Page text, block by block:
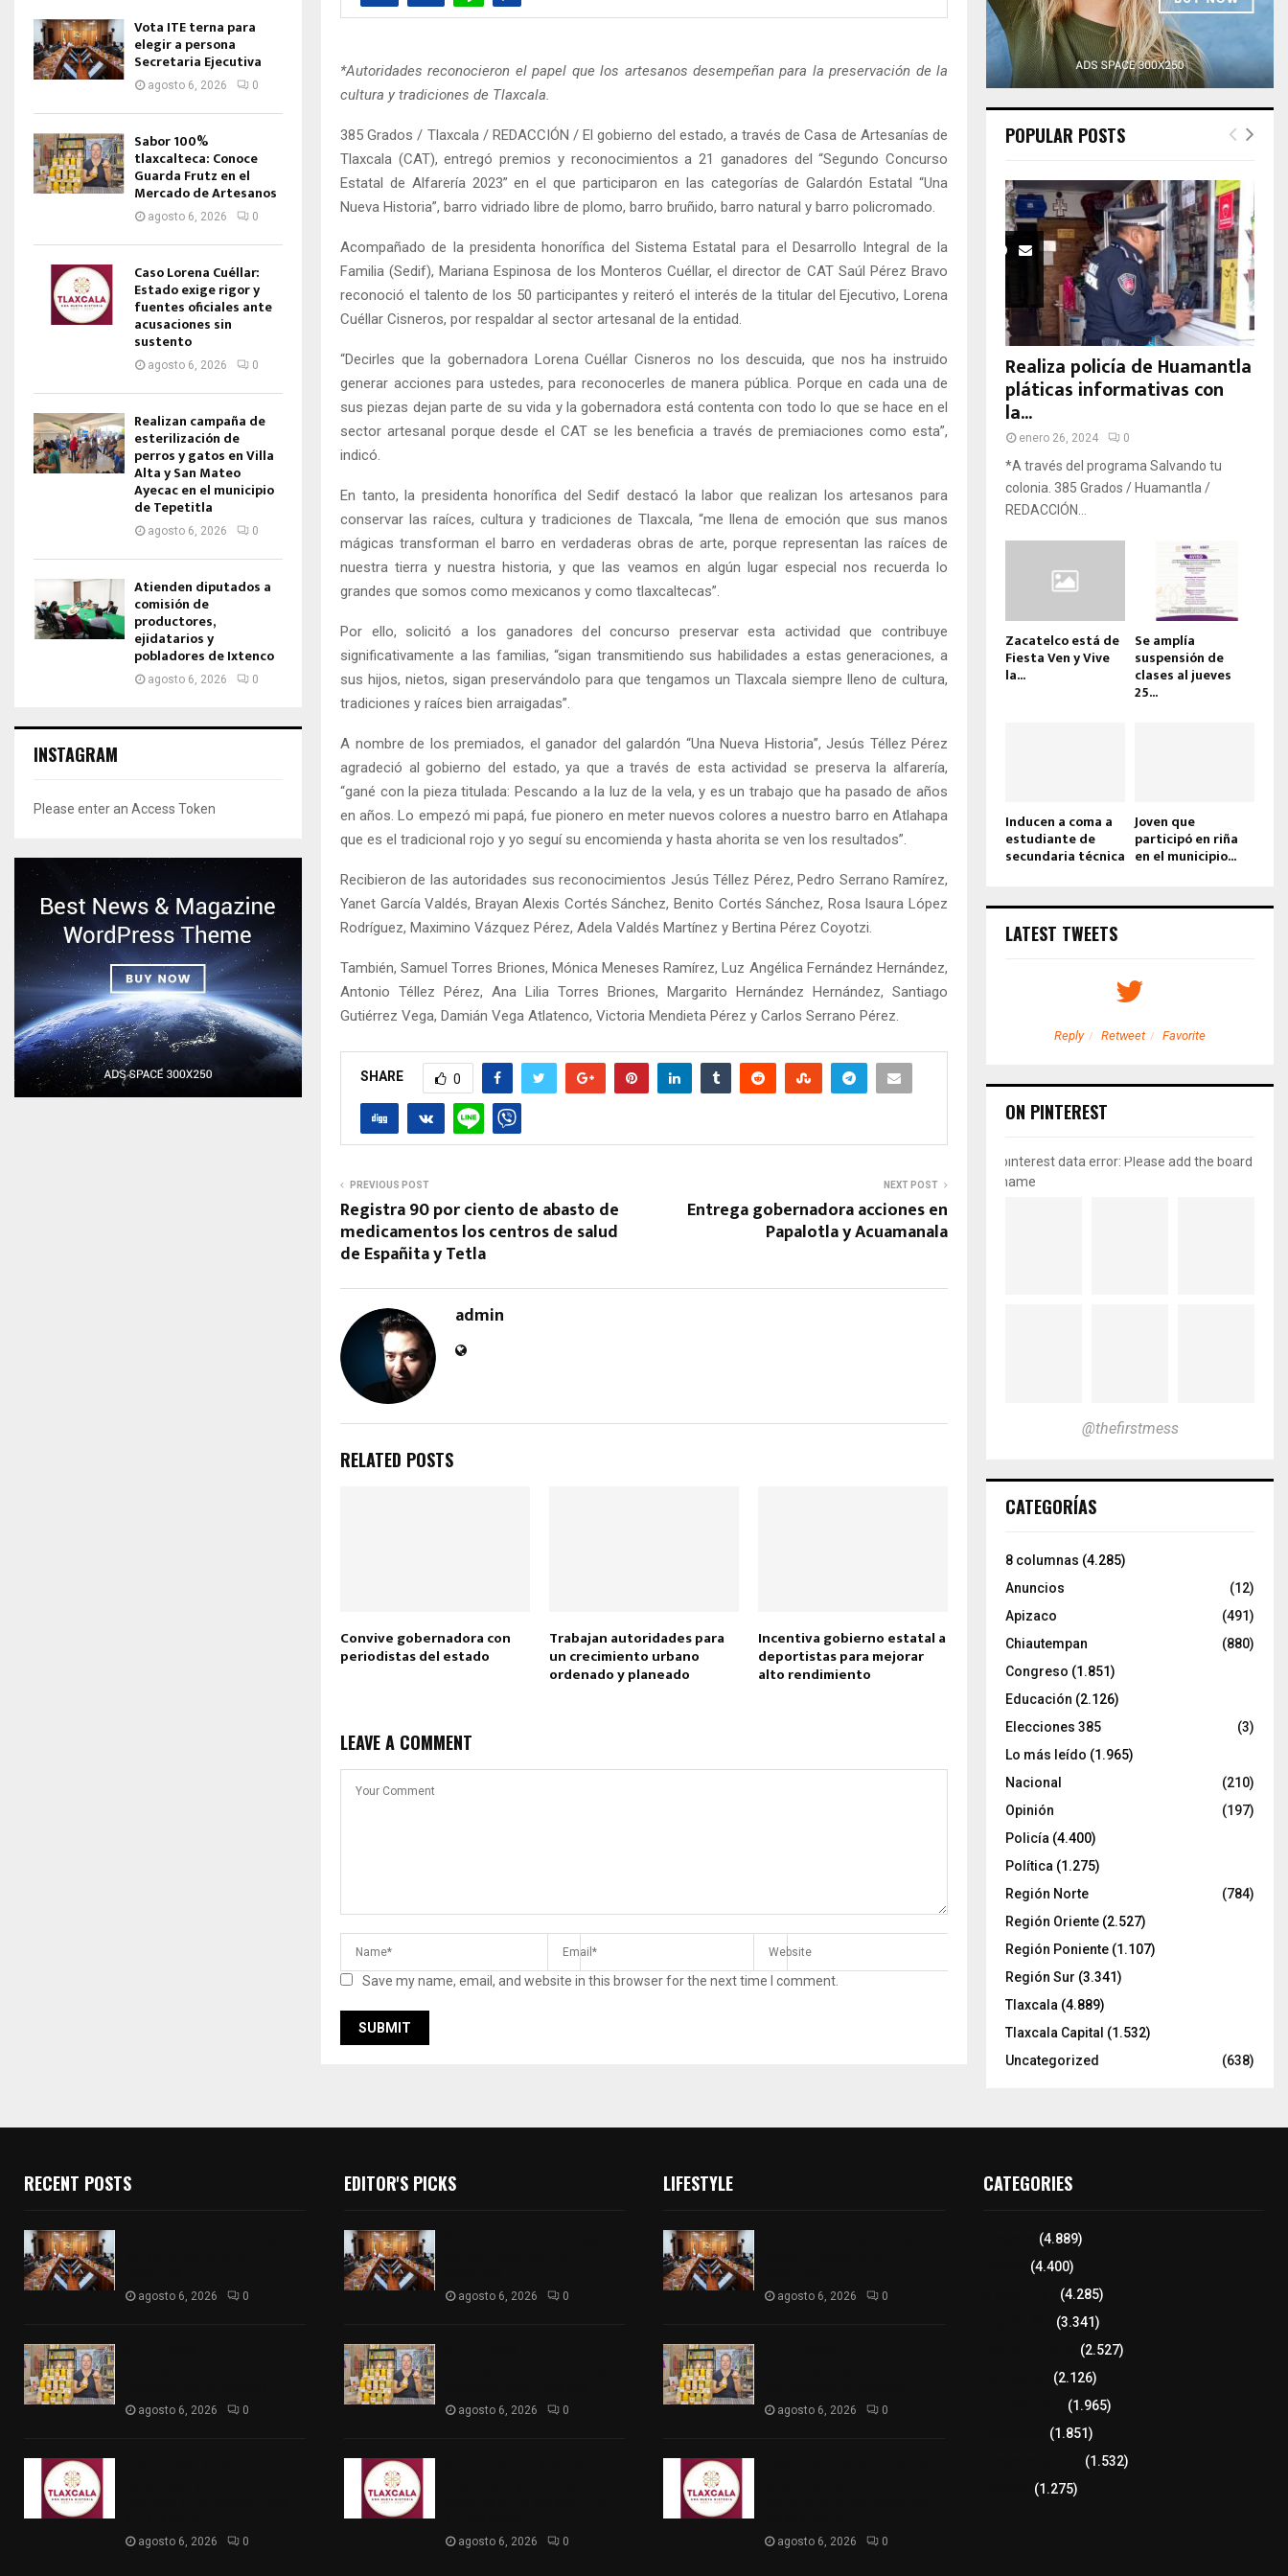
*Autoridades reconocieron el papel que los artesanos desempeñan para la preservación de la
cultura y tradiciones de Tlaxcala.
385 Grados / Tlaxcala / REDACCIÓN / El gobierno del estado, a través de Casa de Artesanías de
Tlaxcala (CAT), entregó premios y reconocimientos a 21 ganadores del “Segundo Concurso
Estatal de Alfarería 2023” en el que participaron en las categorías de Galardón Estatal “Una
Nueva Historia”, barro vidriado libre de plomo, barro bruñido, barro natural y barro policromado.
Acompañado de la presidenta honorífica del Sistema Estatal para el Desarrollo Integral de la
Familia (Sedif), Mariana Espinosa de los Monteros Cuéllar, el director de CAT Saúl Pérez Bravo
reconoció el talento de los 50 participantes y reiteró el interés de la titular del Ejecutivo, Lorena
Cuéllar Cisneros, por respaldar al sector artesanal de la entidad.
“Decirles que la gobernadora Lorena Cuéllar Cisneros no los descuida, que nos ha instruido
generar acciones para ustedes, para reconocerles de manera pública. Porque en cada una de
sus piezas dejan parte de su vida y la gobernadora está contenta con todo lo que se hace en el
sector artesanal porque desde el CAT se les beneficia a través de premiaciones como esta”,
indicó.
En tanto, la presidenta honorífica del Sedif destacó la labor que realizan los artesanos para
conservar las raíces, cultura y tradiciones de Tlaxcala, “me llena de emoción que sus manos
mágicas transforman el barro en verdaderas obras de arte, porque representan las raíces de
nuestra tierra y nuestra historia, y que las veamos en algún lugar especial nos recuerda lo
grandes que somos como mexicanos y como tlaxcaltecas”.
Por ello, solicitó a los ganadores del concurso preservar esta actividad que contribuye
significativamente a las familias, “sigan transmitiendo sus habilidades a estas generaciones, a
sus hijos, nietos, sigan preservándolo para que tengamos un Tlaxcala siempre lleno de cultura,
tradiciones y raíces bien arraigadas”.
A nombre de los premiados, el ganador del galardón “Una Nueva Historia”, Jesús Téllez Pérez
agradeció al gobierno del estado, ya que a través de esta actividad se preserva la alfarería,
“gané con la pieza titulada: Pescando a la luz de la vela, y es un trabajo que ha pasado de años
en años. Lo empezó mi papá, fue pionero en meter nuevos colores a nuestro barro en Atlahapa
que es el tradicional rojo y yo seguí su encomienda y hasta ahorita se ven los resultados”.
Recibieron de las autoridades sus reconocimientos Jesús Téllez Pérez, Pedro Serrano Ramírez,
Yanet García Valdés, Brayan Alexis Cortés Sánchez, Benito Cortés Sánchez, Rosa Isaura López
Rodríguez, Maximino Vázquez Pérez, Adela Valdés Martínez y Bertina Pérez Coyotzi.
También, Samuel Torres Briones, Mónica Meneses Ramírez, Luz Angélica Fernández Hernández,
Antonio Téllez Pérez, Ana Lilia Torres Briones, Margarito Hernández Hernández, Santiago
Gutiérrez Vega, Damián Vega Atlatenco, Victoria Mendieta Pérez y Carlos Serrano Pérez.
SHARE 0
PREVIOUS POST
Registra 90 por ciento de abasto de
medicamentos los centros de salud
de Españita y Tetla
NEXT POST
Entrega gobernadora acciones en
Papalotla y Acuamanala
admin
RELATED POSTS
Convive gobernadora con
periodistas del estado
Trabajan autoridades para
un crecimiento urbano
ordenado y planeado
Incentiva gobierno estatal a
deportistas para mejorar
alto rendimiento
LEAVE A COMMENT
Save my name, email, and website in this browser for the next time I comment.
Vota ITE terna para
elegir a persona
Secretaria Ejecutiva
agosto 6, 2026 0
Sabor 100%
tlaxcalteca: Conoce
Guarda Frutz en el
Mercado de Artesanos
agosto 6, 2026 0
Caso Lorena Cuéllar:
Estado exige rigor y
fuentes oficiales ante
acusaciones sin
sustento
agosto 6, 2026 0
Realizan campaña de
esterilización de
perros y gatos en Villa
Alta y San Mateo
Ayecac en el municipio
de Tepetitla
agosto 6, 2026 0
Atienden diputados a
comisión de
productores,
ejidatarios y
pobladores de Ixtenco
agosto 6, 2026 0
INSTAGRAM
Please enter an Access Token
POPULAR POSTS
Realiza policía de Huamantla
pláticas informativas con
la...
enero 26, 2024 0
*A través del programa Salvando tu
colonia. 385 Grados / Huamantla /
REDACCIÓN...
Zacatelco está de
Fiesta Ven y Vive
la...
Se amplía
suspensión de
clases al jueves
25...
Inducen a coma a
estudiante de
secundaria técnica
Joven que
participó en riña
en el municipio...
LATEST TWEETS
Reply Retweet Favorite
ON PINTEREST
pinterest data error: Please add the board
name
@thefirstmess
CATEGORÍAS
8 columnas (4.285)
Anuncios
(12)
Apizaco
(491)
Chiautempan
(880)
Congreso (1.851)
Educación (2.126)
Elecciones 385
(3)
Lo más leído (1.965)
Nacional
(210)
Opinión
(197)
Policía (4.400)
Política (1.275)
Región Norte
(784)
Región Oriente (2.527)
Región Poniente (1.107)
Región Sur (3.341)
Tlaxcala (4.889)
Tlaxcala Capital (1.532)
Uncategorized
(638)
RECENT POSTS
agosto 6, 2026 0
agosto 6, 2026 0
agosto 6, 2026 0
EDITOR'S PICKS
agosto 6, 2026 0
agosto 6, 2026 0
agosto 6, 2026 0
LIFESTYLE
agosto 6, 2026 0
agosto 6, 2026 0
agosto 6, 2026 0
CATEGORIES
(4.889)
(4.400)
(4.285)
(3.341)
(2.527)
(2.126)
(1.965)
(1.851)
(1.532)
(1.275)